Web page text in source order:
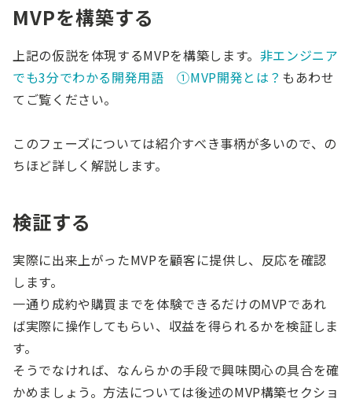
MVPを構築する
上記の仮説を体現するMVPを構築します。 非エンジニア
でも3分でわかる開発用語 ①MVP開発とは？ もあわせ
てご覧ください。
このフェーズについては紹介すべき事柄が多いので、の
ちほど詳しく解説します。
検証する
実際に出来上がったMVPを顧客に提供し、反応を確認
します。
一通り成約や購買までを体験できるだけのMVPであれ
ば実際に操作してもらい、収益を得られるかを検証しま
す。
そうでなければ、なんらかの手段で興味関心の具合を確
かめましょう。方法については後述のMVP構築セクショ